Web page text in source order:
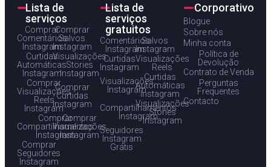
Lista de
serviços
Comprar
Comentários
Instagram
Comprar
Salvos
Instagram
Curtidas
Automáticas
Instagram
Visualizações
Stories
Instagram
Comprar
Visualizações
Reels
Instagram
Comprar
Curtidas
Instagram
Comprar
Compartilhamentos
Instagram
Comprar
Visualizações
Instagram
Comprar
Seguidores
Instagram
Lista de
serviços
gratuitos
Comentários
Instagram
Salvos
Instagram
Curtidas
Instagram
Visualizações
Reels
Visualizações
Instagram
Curtidas
Automáticas
Instagram
Compartilhamentos
Instagram
Visualizações
Stories
Instagram
Seguidores
Instagram
Grátis
Corporativo
Blogue
Sobre nós
Minha conta
Política de
Devolução
Contrato de Venda
Perguntas
Frequentes
Contacto